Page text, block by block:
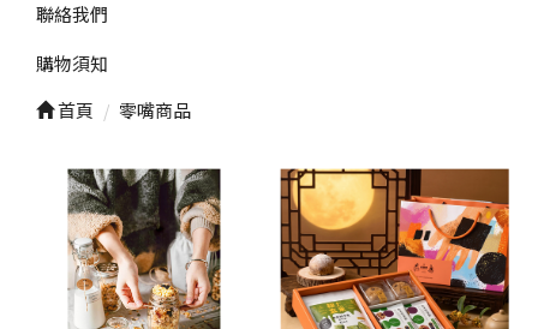
聯絡我們
購物須知
首頁
零嘴商品